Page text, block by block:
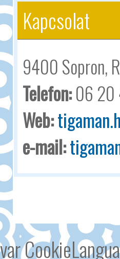
Kapcsolat
9400 Sopron,
Telefon:06 20
Web:
e-mail:
var